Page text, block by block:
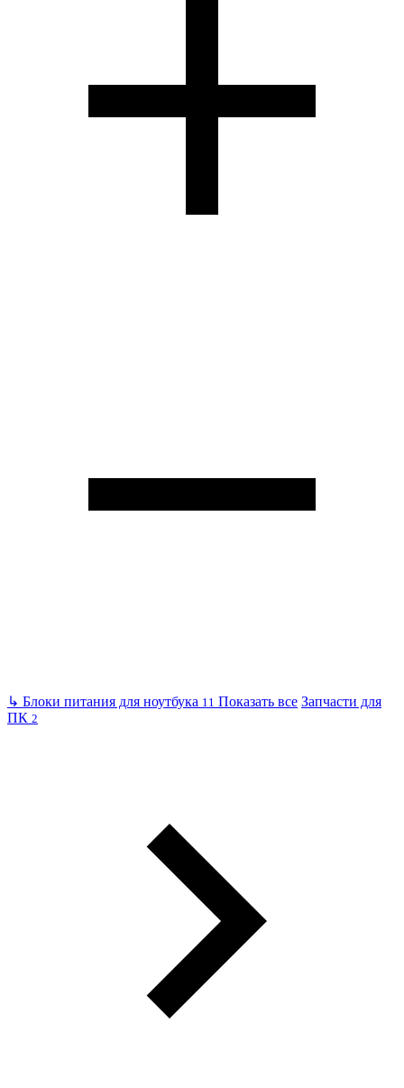
↳ Блоки питания для ноутбука 11 Показать все Запчасти для
ПК 2